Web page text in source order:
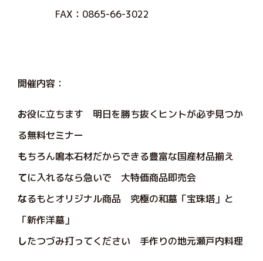
FAX：0865-66-3022
開催内容：
お役に立ちます 明日を勝ち抜くヒントが必ず見つか
る無料セミナー
もちろん鳴本石材だからできる豊富な国産材品揃え
てに入れるなら急いで 大特価商品即売会
なるもとオリジナル商品 究極の和墓「宝珠塔」と
「新作洋墓」
したつづみ打ってください 手作りの地元瀬戸内料理